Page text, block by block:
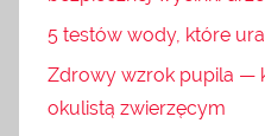
5 testów wody, które
Zdrowy wzrok pupila —
okulistą zwierzęcym